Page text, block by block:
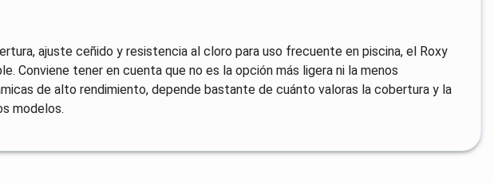
ajuste ceñido y resistencia al cloro para uso frecuente en piscina, el Roxy
Conviene tener en cuenta que no es la opción más ligera ni la menos
de alto rendimiento, depende bastante de cuánto valoras la cobertura y la
modelos.